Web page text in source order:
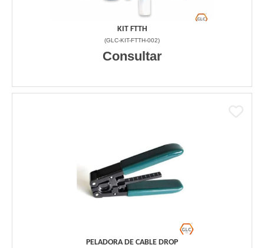
KIT FTTH
(GLC-KIT-FTTH-002)
Consultar
PELADORA DE CABLE DROP